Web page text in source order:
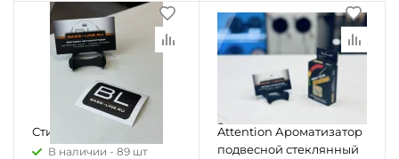
Стикеры BASSLINE
В наличии - 89 шт
Attention Ароматизатор
подвесной стеклянный